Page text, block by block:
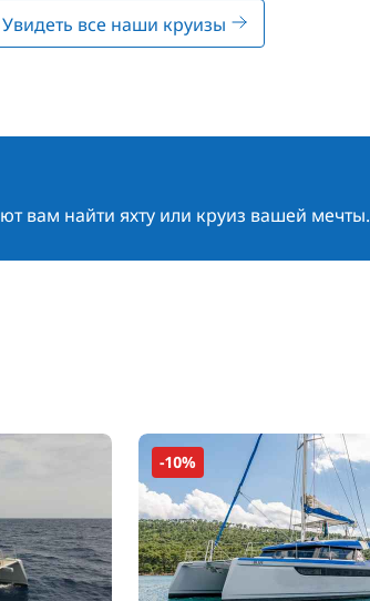
Увидеть все наши круизы
вам найти яхту или круиз вашей мечты.
-10%